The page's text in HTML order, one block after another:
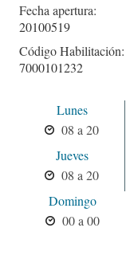
Fecha apertura:
20100519
Código Habilitación:
7000101232
Lunes
08 a 20
Jueves
08 a 20
Domingo
00 a 00